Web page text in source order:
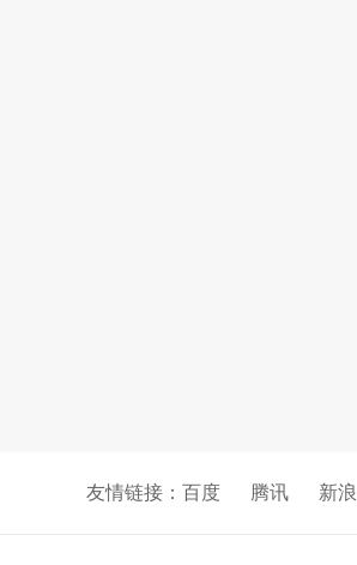
友情链接： 百度 腾讯 新浪